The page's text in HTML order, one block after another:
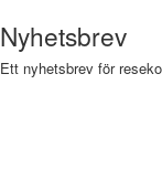
Nyhetsbrev
Ett nyhetsbrev för